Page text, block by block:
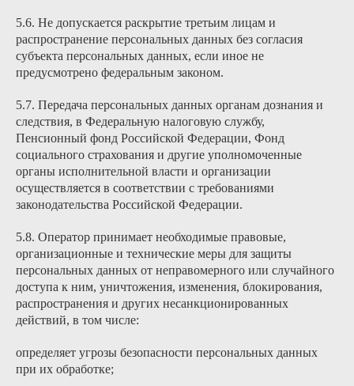
5.6. Не допускается раскрытие третьим лицам и
распространение персональных данных без согласия
субъекта персональных данных, если иное не
предусмотрено федеральным законом.
5.7. Передача персональных данных органам дознания и
следствия, в Федеральную налоговую службу,
Пенсионный фонд Российской Федерации, Фонд
социального страхования и другие уполномоченные
органы исполнительной власти и организации
осуществляется в соответствии с требованиями
законодательства Российской Федерации.
5.8. Оператор принимает необходимые правовые,
организационные и технические меры для защиты
персональных данных от неправомерного или случайного
доступа к ним, уничтожения, изменения, блокирования,
распространения и других несанкционированных
действий, в том числе:
определяет угрозы безопасности персональных данных
при их обработке;